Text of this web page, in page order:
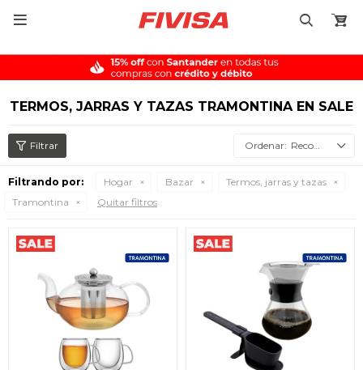

TERMOS, JARRAS Y TAZAS TRAMONTINA EN SALE
Recomendados
Filtrando por: Hogar Bazar
Termos, jarras y tazas
Tramontina
Quitar filtros